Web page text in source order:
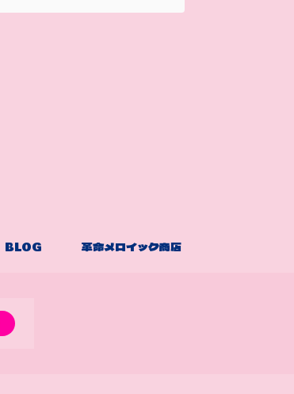
BLOG 革命メロイック商店